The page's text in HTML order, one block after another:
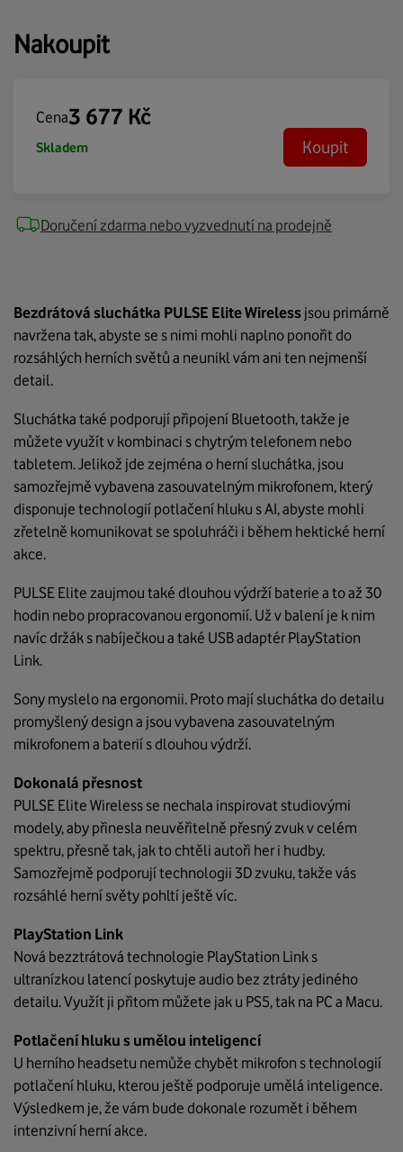
Nakoupit
Cena3 677 Kč
Skladem Koupit
Doručení zdarma nebo vyzvednutí na prodejně
Bezdrátová sluchátka PULSE Elite Wireless jsou primárně
navržena tak, abyste se s nimi mohli naplno ponořit do
rozsáhlých herních světů a neunikl vám ani ten nejmenší
detail.
Sluchátka také podporují připojení Bluetooth, takže je
můžete využít v kombinaci s chytrým telefonem nebo
tabletem. Jelikož jde zejména o herní sluchátka, jsou
samozřejmě vybavena zasouvatelným mikrofonem, který
disponuje technologií potlačení hluku s AI, abyste mohli
zřetelně komunikovat se spoluhráči i během hektické herní
akce.
PULSE Elite zaujmou také dlouhou výdrží baterie a to až 30
hodin nebo propracovanou ergonomií. Už v balení je k nim
navíc držák s nabíječkou a také USB adaptér PlayStation
Link.
Sony myslelo na ergonomii. Proto mají sluchátka do detailu
promyšlený design a jsou vybavena zasouvatelným
mikrofonem a baterií s dlouhou výdrží.
Dokonalá přesnost
PULSE Elite Wireless se nechala inspirovat studiovými
modely, aby přinesla neuvěřitelně přesný zvuk v celém
spektru, přesně tak, jak to chtěli autoři her i hudby.
Samozřejmě podporují technologii 3D zvuku, takže vás
rozsáhlé herní světy pohltí ještě víc.
PlayStation Link
Nová bezztrátová technologie PlayStation Link s
ultranízkou latencí poskytuje audio bez ztráty jediného
detailu. Využít ji přitom můžete jak u PS5, tak na PC a Macu.
Potlačení hluku s umělou inteligencí
U herního headsetu nemůže chybět mikrofon s technologií
potlačení hluku, kterou ještě podporuje umělá inteligence.
Výsledkem je, že vám bude dokonale rozumět i během
intenzivní herní akce.